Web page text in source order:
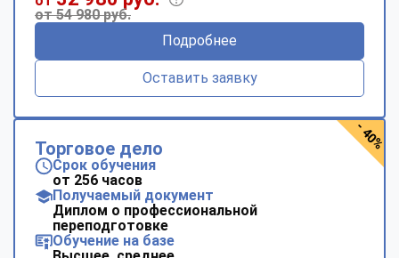
от 54 980 руб.
Подробнее
Оставить заявку
Торговое дело
Срок обучения
от 256 часов
Получаемый документ
Диплом о профессиональной
переподготовке
Обучение на базе
- 40%